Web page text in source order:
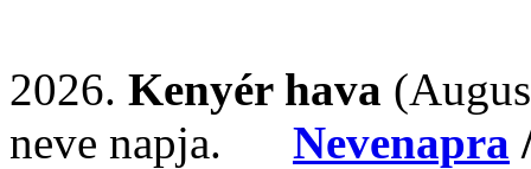
2026. Kenyér hava
neve napja. Nevenapra